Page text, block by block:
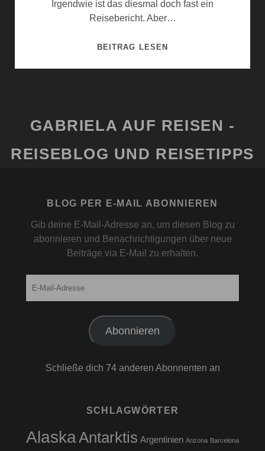
Irgendwie ist das diesmal doch fast ein
Reisebericht. Aber…
BEITRAG LESENIM
GABRIELA AUF REISEN -
REISEBLOG UND REISETIPPS
BLOG PER E-MAIL ABONNIEREN
Gib deine E-Mail-Adresse an, um diesen Blog zu
abonnieren und Benachrichtigungen über neue
Beiträge via E-Mail zu erhalten.
Abonnieren
Schließe dich 74 anderen Abonnenten an
SCHLAGWÖRTER
AlaskaAntarktis Argentinien Arizona Barcelona